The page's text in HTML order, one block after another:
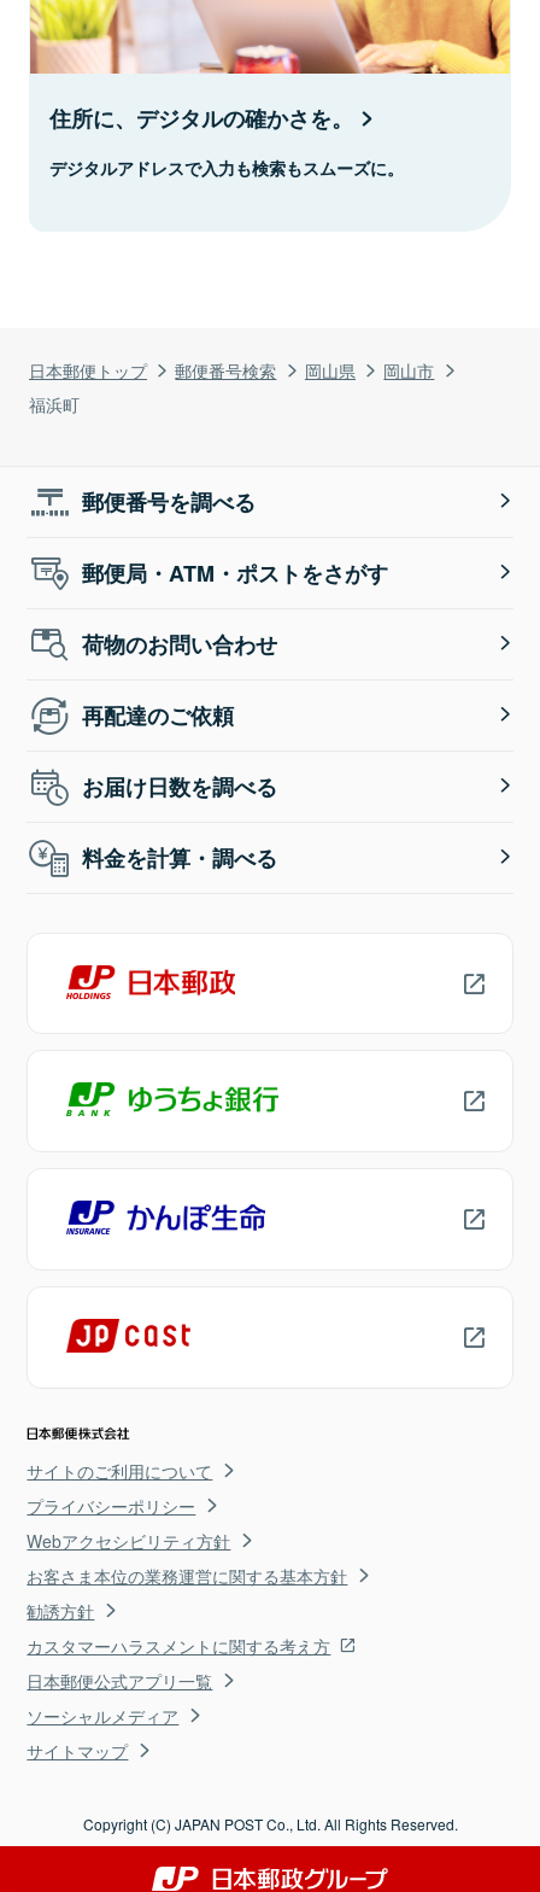
日本郵便トップ 郵便番号検索 岡山県
岡山市
福浜町
住所に、デジタルの確かさを。
デジタルアドレスで入力も検索もスムーズに。
郵便番号を調べる
郵便局・ATM・ポストをさがす
荷物のお問い合わせ
再配達のご依頼
お届け日数を調べる
料金を計算・調べる
サイトのご利用について
プライバシーポリシー
Webアクセシビリティ方針
お客さま本位の業務運営に関する基本方針
勧誘方針
カスタマーハラスメントに関する考え方
日本郵便公式アプリ一覧
ソーシャルメディア
サイトマップ
Copyright (C) JAPAN POST Co., Ltd. All Rights Reserved.